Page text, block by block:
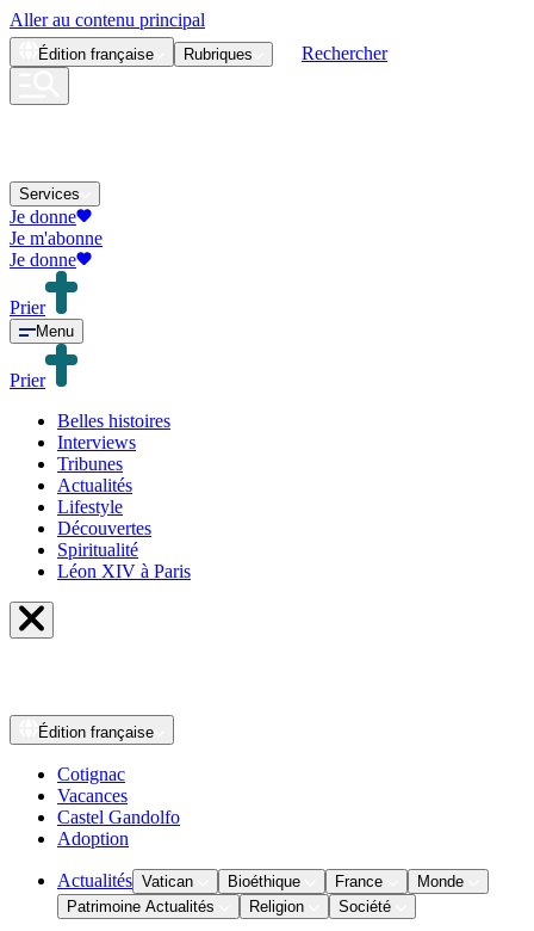
Aller au contenu principal
Édition française Rubriques Rechercher
Services
Je donne
Je m'abonne
Je donne
Prier
Menu
Prier
Belles histoires
Interviews
Tribunes
Actualités
Lifestyle
Découvertes
Spiritualité
Léon XIV à Paris
Édition française
Cotignac
Vacances
Castel Gandolfo
Adoption
Actualités Vatican Bioéthique France
Monde
Patrimoine Actualités
Religion Société